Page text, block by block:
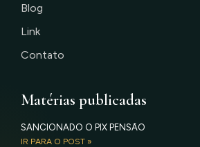
Blog
Link
Contato
Matérias publicadas
SANCIONADO O PIX PENSÃO
IR PARA O POST »